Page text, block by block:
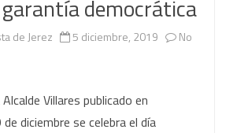
democrática
de Jerez 5 diciembre, 2019
No
Villares publicado en
diciembre se celebra el día